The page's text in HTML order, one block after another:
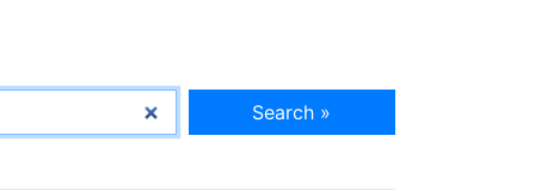
Search »